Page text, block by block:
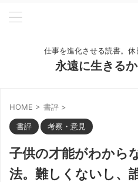
仕事を進化させる読書。休
永遠に生きる
HOME > 書評 >
書評 考察・意見
子供の才能がわから
法。難しくないし、